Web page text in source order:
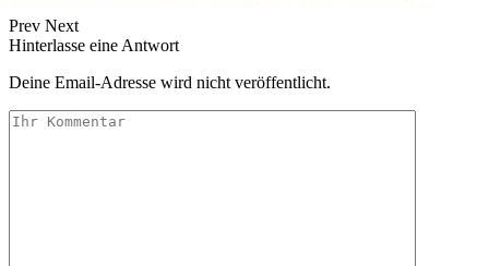
Prev Next
Hinterlasse eine Antwort
Deine Email-Adresse wird nicht veröffentlicht.